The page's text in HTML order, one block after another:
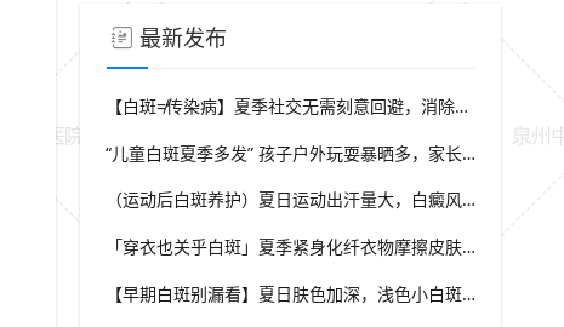
最新发布
【白斑≠传染病】夏季社交无需刻意回避，消除对白斑的误解，泉州中科白癜风医院科普白癜风基础常识
“儿童白斑夏季多发” 孩子户外玩耍暴晒多，家长多留意皮肤变化，泉州中科白癜风医院浅谈孩童白斑相关护理
（运动后白斑养护）夏日运动出汗量大，白癜风人群运动需兼顾防晒与干爽，泉州中科白癜风医院分享运动注意点
「穿衣也关乎白斑」夏季紧身化纤衣物摩擦皮肤，容易触发同形反应，泉州中科白癜风医院推荐白斑人群穿搭选择
【早期白斑别漏看】夏日肤色加深，浅色小白斑容易被忽略，泉州中科白癜风医院提示发现异常白斑尽早筛查